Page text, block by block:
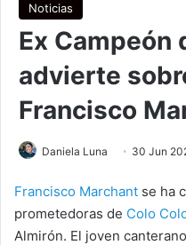
Noticias
Ex Campeón
advierte
Francisco
Daniela Luna 30 Jun
Francisco Marchant se ha
prometedoras de Colo
Almirón. El joven